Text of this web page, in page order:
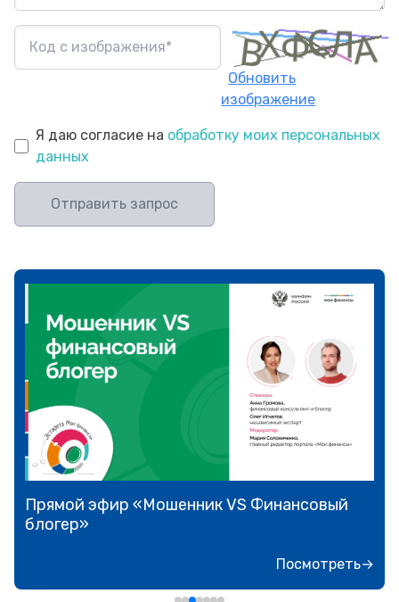
Обновить
изображение
Я даю согласие на обработку моих персональных
данных
Отправить запрос
Прямой эфир «Мошенник VS Финансовый
блогер»
Посмотреть→